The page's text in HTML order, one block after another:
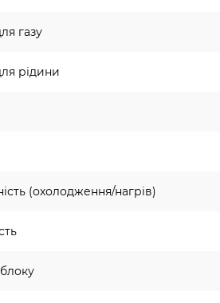
газу
рідини
(охолодження/нагрів)